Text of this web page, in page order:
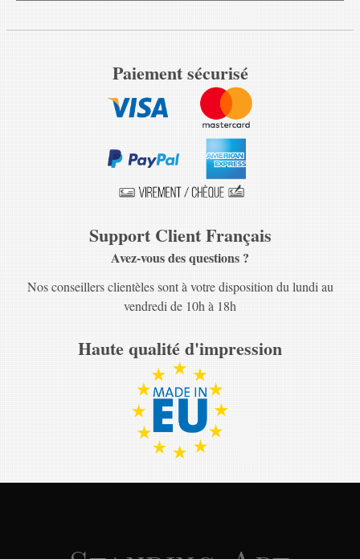
Paiement sécurisé
Support Client Français
Avez-vous des questions ?
Nos conseillers clientèles sont à votre disposition du lundi au
vendredi de 10h à 18h
Haute qualité d'impression